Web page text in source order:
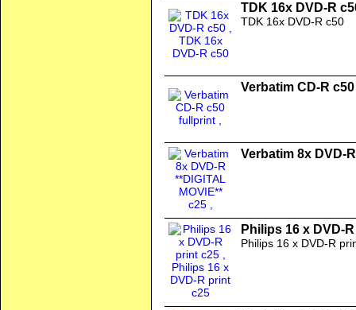
TDK 16x DVD-R
TDK 16x DVD-R c50
Verbatim CD-R
Verbatim 8x DVD-
Philips 16 x DVD-
Philips 16 x DVD-R